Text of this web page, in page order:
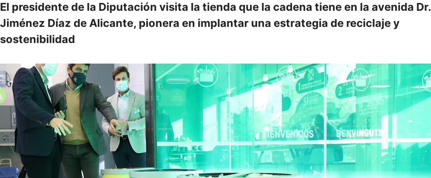
El presidente de la Diputación visita la tienda que la cadena tiene en la avenida Dr.
Jiménez Díaz de Alicante, pionera en implantar una estrategia de reciclaje y
sostenibilidad